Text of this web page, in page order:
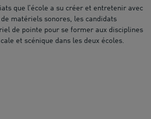
que l’école a su créer et entretenir avec
matériels sonores, les candidats
de pointe pour se former aux disciplines
et scénique dans les deux écoles.